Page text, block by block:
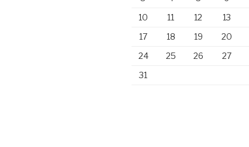
10
11 12 13
17
18 19 20
24
25 26 27
31